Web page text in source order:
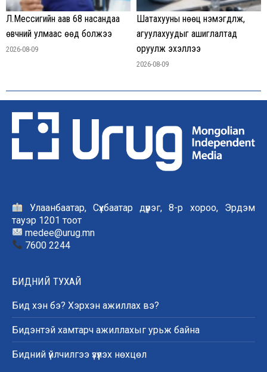
Л.Мессигийн аав 68 насандаа
өвчний улмаас өөд болжээ
2026-08-09
Шатахууны нөөц нэмэгдүүлж,
агуулахуудыг ашиглалтад
оруулж эхэллээ
2026-08-09
Улаанбаатар, Сүхбаатар дүүрэг, 8-р хороо, Эрдэм
тауэр 1201 тоот
medee@urug.mn
7600 2244
БИДНИЙ ТУХАЙ
Бид хэн бэ? Хэрхэн ажиллах вэ?
Бидэнтэй хамтарч ажиллахыг урьж байна
Бидний үйлчилгээ үзүүлэх нөхцөл